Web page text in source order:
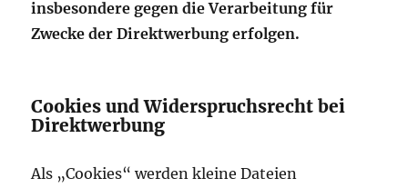
insbesondere gegen die Verarbeitung für
Zwecke der Direktwerbung erfolgen.
Cookies und Widerspruchsrecht bei
Direktwerbung
Als „Cookies“ werden kleine Dateien